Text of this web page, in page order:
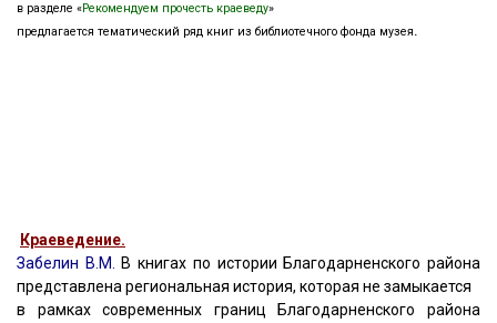
в разделе «Рекомендуем прочесть краеведу»
предлагается тематический ряд книг из библиотечного фонда музея.
Краеведение.
Забелин В.М.
В книгах по истории Благодарненского района
представлена региональная история, которая не замыкается
в рамках современных границ Благодарненского района